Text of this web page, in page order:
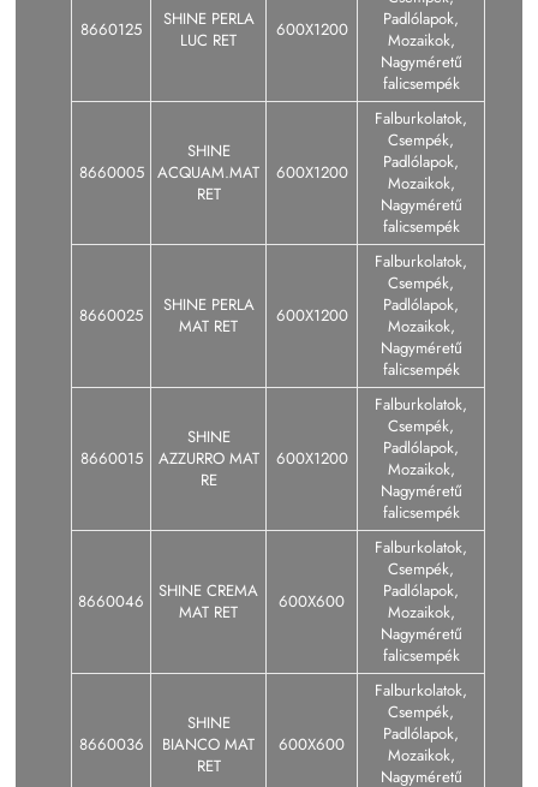
8660125
SHINE PERLA
LUC RET
600X1200
Padlólapok,
Mozaikok,
Nagyméretű
falicsempék
8660005
SHINE
ACQUAM.MAT
RET
600X1200
Falburkolatok,
Csempék,
Padlólapok,
Mozaikok,
Nagyméretű
falicsempék
8660025
SHINE PERLA
MAT RET
600X1200
Falburkolatok,
Csempék,
Padlólapok,
Mozaikok,
Nagyméretű
falicsempék
8660015
SHINE
AZZURRO MAT
RE
600X1200
Falburkolatok,
Csempék,
Padlólapok,
Mozaikok,
Nagyméretű
falicsempék
8660046
SHINE CREMA
MAT RET
600X600
Falburkolatok,
Csempék,
Padlólapok,
Mozaikok,
Nagyméretű
falicsempék
8660036
SHINE
BIANCO MAT
RET
600X600
Falburkolatok,
Csempék,
Padlólapok,
Mozaikok,
Nagyméretű